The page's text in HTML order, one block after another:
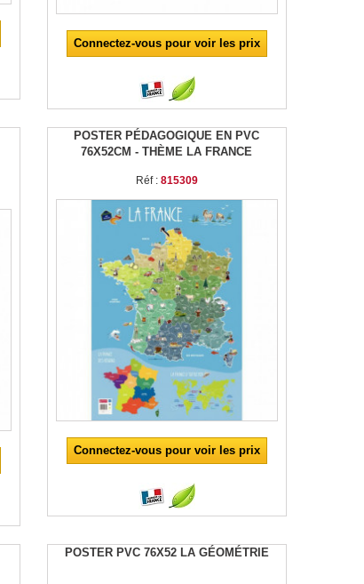
Connectez-vous pour voir les prix
POSTER PÉDAGOGIQUE EN PVC
76X52CM - THÈME LA FRANCE
Réf : 815309
Connectez-vous pour voir les prix
POSTER PVC 76X52 LA GÉOMÉTRIE